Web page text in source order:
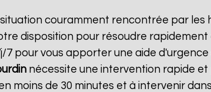
couramment rencontrée par les
disposition pour résoudre
pour vous apporter une aide
nécessite une intervention rapide
moins de 30 minutes et à intervenir